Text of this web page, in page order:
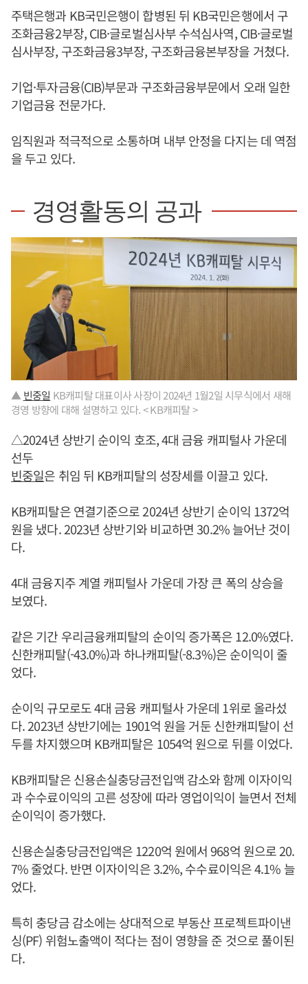
주택은행과 KB국민은행이 합병된 뒤 KB국민은행에서 구
조화금융2부장, CIB·글로벌심사부 수석심사역, CIB·글로벌
심사부장, 구조화금융3부장, 구조화금융본부장을 거쳤다.
기업·투자금융(CIB)부문과 구조화금융부문에서 오래 일한
기업금융 전문가다.
임직원과 적극적으로 소통하며 내부 안정을 다지는 데 역점
을 두고 있다.
경영활동의 공과
▲ 빈중일 KB캐피탈 대표이사 사장이 2024년 1월2일 시무식에서 새해
경영 방향에 대해 설명하고 있다. < KB캐피탈 >
△2024년 상반기 순이익 호조, 4대 금융 캐피털사 가운데
선두
빈중일은 취임 뒤 KB캐피탈의 성장세를 이끌고 있다.
KB캐피탈은 연결기준으로 2024년 상반기 순이익 1372억
원을 냈다. 2023년 상반기와 비교하면 30.2% 늘어난 것이
다.
4대 금융지주 계열 캐피털사 가운데 가장 큰 폭의 상승을
보였다.
같은 기간 우리금융캐피탈의 순이익 증가폭은 12.0%였다.
신한캐피탈(-43.0%)과 하나캐피탈(-8.3%)은 순이익이 줄
었다.
순이익 규모로도 4대 금융 캐피털사 가운데 1위로 올라섰
다. 2023년 상반기에는 1901억 원을 거둔 신한캐피탈이 선
두를 차지했으며 KB캐피탈은 1054억 원으로 뒤를 이었다.
KB캐피탈은 신용손실충당금전입액 감소와 함께 이자이익
과 수수료이익의 고른 성장에 따라 영업이익이 늘면서 전체
순이익이 증가했다.
신용손실충당금전입액은 1220억 원에서 968억 원으로 20.
7% 줄었다. 반면 이자이익은 3.2%, 수수료이익은 4.1% 늘
었다.
특히 충당금 감소에는 상대적으로 부동산 프로젝트파이낸
싱(PF) 위험노출액이 적다는 점이 영향을 준 것으로 풀이된
다.